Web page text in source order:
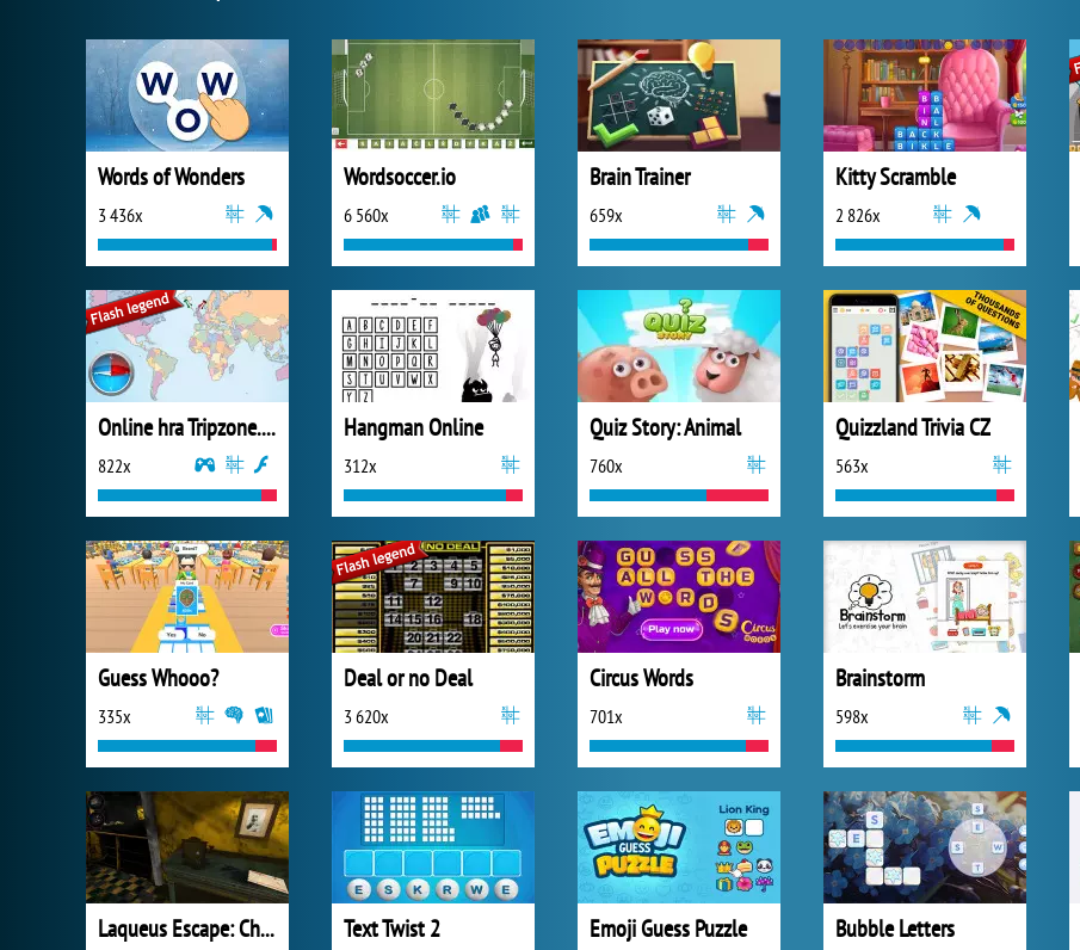
Words of Wonders
3 436x
Wordsoccer.io
6 560x
Brain Trainer
659x
Kitty Scramble
2 826x
Online hra Tripzone.cz
822x
Hangman Online
312x
Quiz Story: Animal
760x
Quizzland Trivia CZ
563x
Guess Whooo?
335x
Deal or no Deal
3 620x
Circus Words
701x
Brainstorm
598x
Laqueus Escape: Chapter VI Text Twist 2 Emoji Guess Puzzle Bubble Letters